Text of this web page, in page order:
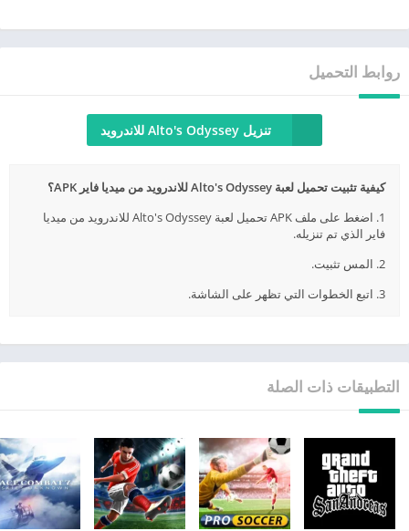
روابط التحميل
تنزيل Alto's Odyssey للاندرويد
كيفية تثبيت تحميل لعبة Alto's Odyssey للاندرويد من ميديا فاير APK؟
1. اضغط على ملف APK تحميل لعبة Alto's Odyssey للاندرويد من ميديا
فاير الذي تم تنزيله.
2. المس تثبيت.
3. اتبع الخطوات التي تظهر على الشاشة.
التطبيقات ذات الصلة